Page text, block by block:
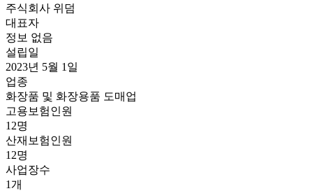
주식회사 위덤
대표자
정보 없음
설립일
2023년 5월 1일
업종
화장품 및 화장용품 도매업
고용보험인원
12명
산재보험인원
12명
사업장수
1개